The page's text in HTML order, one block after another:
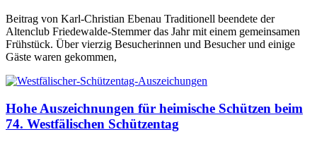
Beitrag von Karl-Christian Ebenau Traditionell beendete der
Altenclub Friedewalde-Stemmer das Jahr mit einem gemeinsamen
Frühstück. Über vierzig Besucherinnen und Besucher und einige
Gäste waren gekommen,
Hohe Auszeichnungen für heimische Schützen beim
74. Westfälischen Schützentag